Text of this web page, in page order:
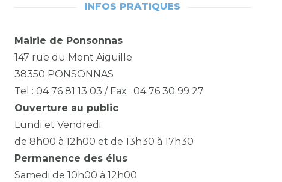
INFOS PRATIQUES
Mairie de Ponsonnas
147 rue du Mont Aiguille
38350 PONSONNAS
Tel : 04 76 81 13 03 / Fax : 04 76 30 99 27
Ouverture au public
Lundi et Vendredi
de 8h00 à 12h00 et de 13h30 à 17h30
Permanence des élus
Samedi de 10h00 à 12h00